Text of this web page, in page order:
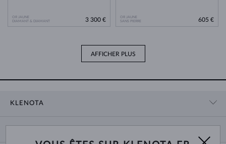
OR JAUNE
DIAMANT & DIAMANT
3 300 €
OR JAUNE
SANS PIERRE
605 €
AFFICHER PLUS
KLENOTA